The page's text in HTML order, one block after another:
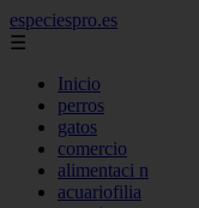
especiespro.es
☰
Inicio
perros
gatos
comercio
alimentaci n
acuariofilia